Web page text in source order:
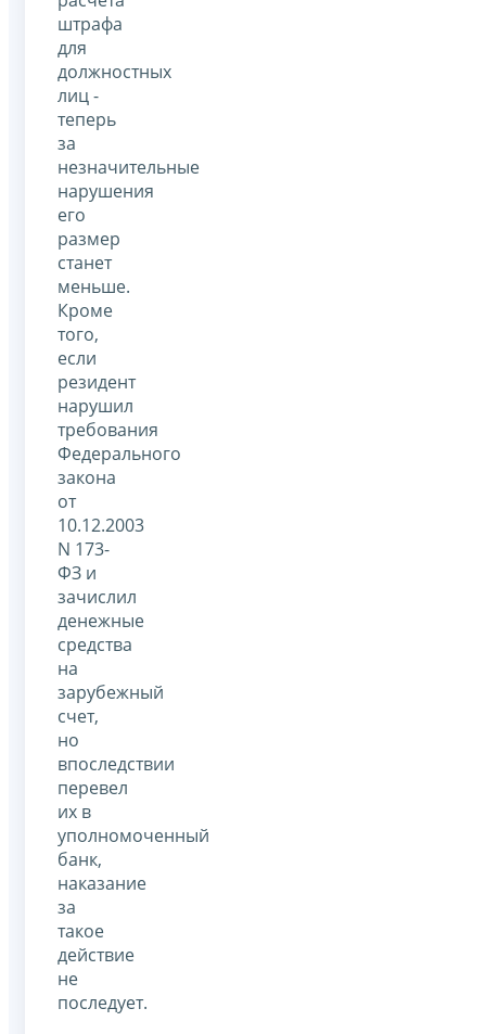
штрафа
для
должностных
лиц -
теперь
за
незначительные
нарушения
его
размер
станет
меньше.
Кроме
того,
если
резидент
нарушил
требования
Федерального
закона
от
10.12.2003
N 173-
ФЗ и
зачислил
денежные
средства
на
зарубежный
счет,
но
впоследствии
перевел
их в
уполномоченный
банк,
наказание
за
такое
действие
не
последует.